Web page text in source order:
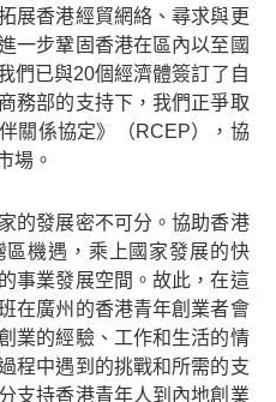
展香港經貿網絡、尋求與更
一步鞏固香港在區內以至國
們已與20個經濟體簽訂了自
務部的支持下，我們正爭取
關係協定》（RCEP），協
場。
的發展密不可分。協助香港
機遇，乘上國家發展的快
事業發展空間。故此，在這
在廣州的香港青年創業者會
業的經驗、工作和生活的情
程中遇到的挑戰和所需的支
支持香港青年人到內地創業